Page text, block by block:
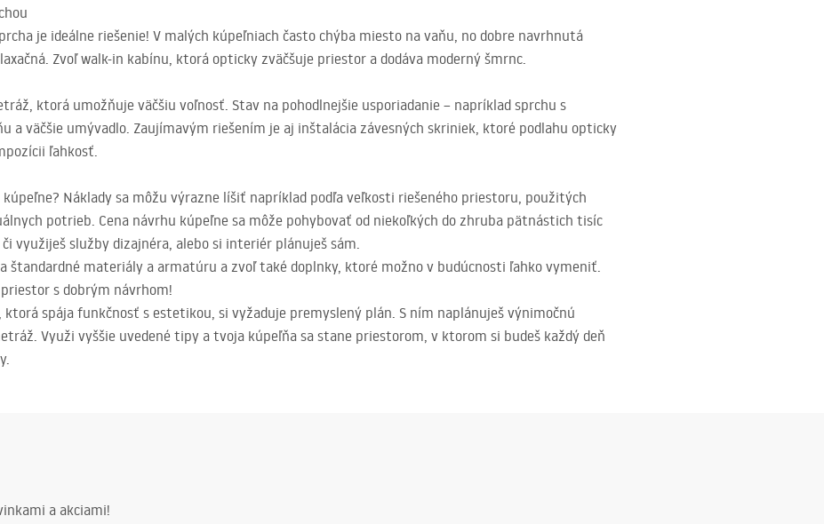
je ideálne riešenie! V malých kúpeľniach často chýba miesto na vaňu, no dobre navrhnutá
Zvoľ walk-in kabínu, ktorá opticky zväčšuje priestor a dodáva moderný šmrnc.
ktorá umožňuje väčšiu voľnosť. Stav na pohodlnejšie usporiadanie – napríklad sprchu s
a väčšie umývadlo. Zaujímavým riešením je aj inštalácia závesných skriniek, ktoré podlahu opticky
ľahkosť.
Náklady sa môžu výrazne líšiť napríklad podľa veľkosti riešeného priestoru, použitých
potrieb. Cena návrhu kúpeľne sa môže pohybovať od niekoľkých do zhruba pätnástich tisíc
využiješ služby dizajnéra, alebo si interiér plánuješ sám.
štandardné materiály a armatúru a zvoľ také doplnky, ktoré možno v budúcnosti ľahko vymeniť.
s dobrým návrhom!
spája funkčnosť s estetikou, si vyžaduje premyslený plán. S ním naplánuješ výnimočnú
Využi vyššie uvedené tipy a tvoja kúpeľňa sa stane priestorom, v ktorom si budeš každý deň
a akciami!